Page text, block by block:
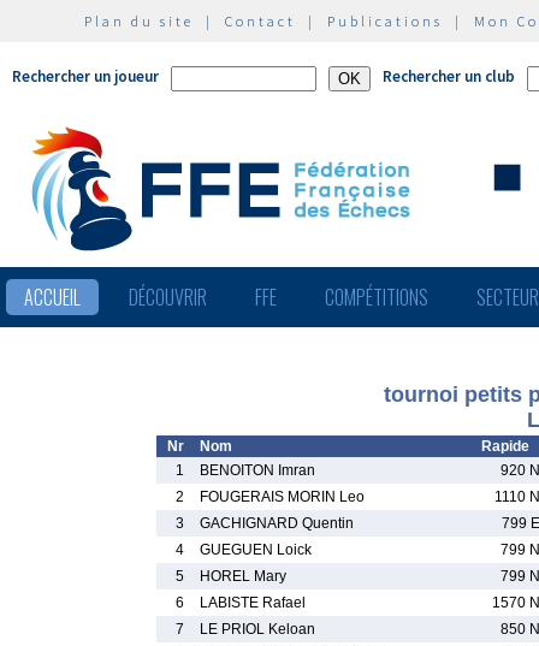
Plan du site | Contact | Publications | Mon
Rechercher un joueur Rechercher un club
ACCUEIL DÉCOUVRIR FFE COMPÉTITIONS
tournoi petits
Nr Nom
Rapide
1
BENOITON Imran
920 N
2
FOUGERAIS MORIN Leo
1110 N
3
GACHIGNARD Quentin
799 E
4
GUEGUEN Loick
799 N
5
HOREL Mary
799 N
6
LABISTE Rafael
1570 N
7
LE PRIOL Keloan
850 N